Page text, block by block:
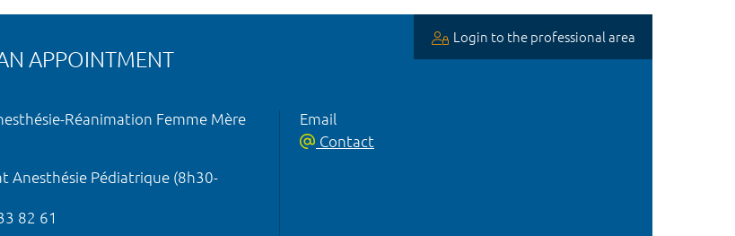
APPOINTMENT
Login to the professional area
Réanimation Femme Mère
Anesthésie Pédiatrique (8h30-
82 61
Email
Contact